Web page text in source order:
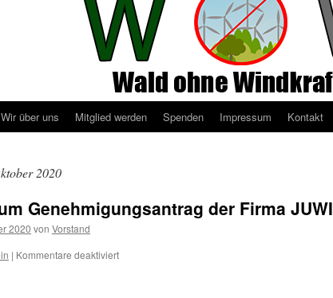
Wir über uns Mitglied werden Spenden Impressum Kontakt
2020
Genehmigungsantrag der Firma JUWI
2020 von Vorstand
| Kommentare deaktiviertfür